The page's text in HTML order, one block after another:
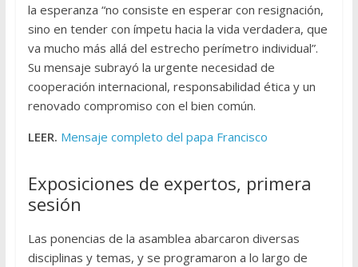
la esperanza “no consiste en esperar con resignación,
sino en tender con ímpetu hacia la vida verdadera, que
va mucho más allá del estrecho perímetro individual”.
Su mensaje subrayó la urgente necesidad de
cooperación internacional, responsabilidad ética y un
renovado compromiso con el bien común.
LEER. Mensaje completo del papa Francisco
Exposiciones de expertos, primera
sesión
Las ponencias de la asamblea abarcaron diversas
disciplinas y temas, y se programaron a lo largo de